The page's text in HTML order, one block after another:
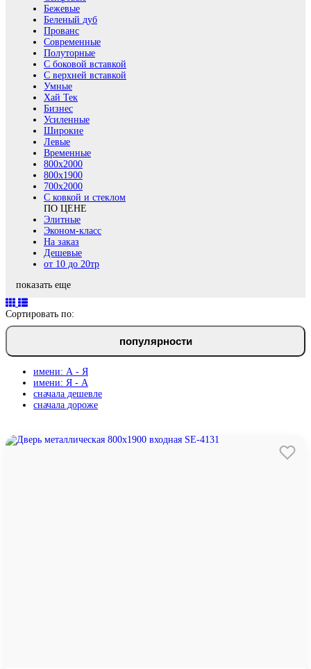
Бежевые
Беленый дуб
Прованс
Современные
Полуторные
С боковой вставкой
С верхней вставкой
Умные
Хай Тек
Бизнес
Усиленные
Широкие
Левые
Временные
800х2000
800x1900
700x2000
С ковкой и стеклом
ПО ЦЕНЕ
Элитные
Эконом-класс
На заказ
Дешевые
от 10 до 20тр
показать еще
Сортировать по:
популярности
имени: А - Я
имени: Я - А
сначала дешевле
сначала дороже